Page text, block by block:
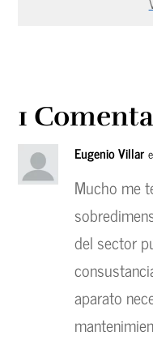
1
Eugenio Villar
Mucho me
del sector
aparato